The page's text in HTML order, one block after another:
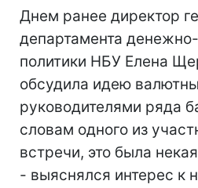
Днем ранее директор
департамента
политики НБУ Елена
обсудила идею
руководителями ряда
словам одного из
встречи, это была
- выяснялся интерес к